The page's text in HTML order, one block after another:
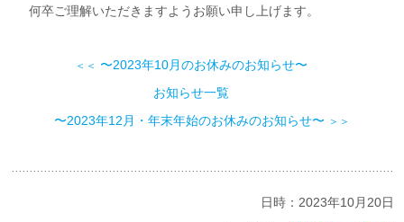
何卒ご理解いただきますようお願い申し上げます。
＜＜ 〜2023年10月のお休みのお知らせ〜
お知らせ一覧
〜2023年12月・年末年始のお休みのお知らせ〜 ＞＞
日時： 2023年10月20日